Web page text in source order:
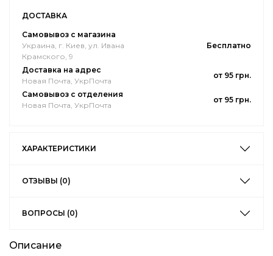
ДОСТАВКА
Самовывоз с магазина
Украина, г. Киев, ул. Ивана
Крамского, 9
Бесплатно
Доставка на адрес
Новая Почта, УкрПочта
от 95 грн.
Самовывоз с отделения
Новая Почта, УкрПочта
от 95 грн.
ХАРАКТЕРИСТИКИ
ОТЗЫВЫ (0)
ВОПРОСЫ (0)
Описание